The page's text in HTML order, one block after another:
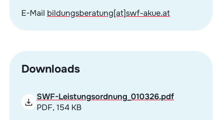
E-Mail bildungsberatung[at]swf-akue.at
Downloads
SWF-Leistungsordnung_010326.pdf
PDF, 154 KB